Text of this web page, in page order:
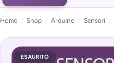
Home / Shop / Arduino / Sensori /
ESAURITO